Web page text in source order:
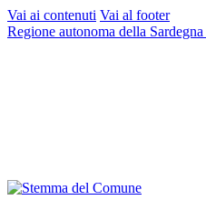
Vai ai contenuti Vai al footer
Regione autonoma della Sardegna